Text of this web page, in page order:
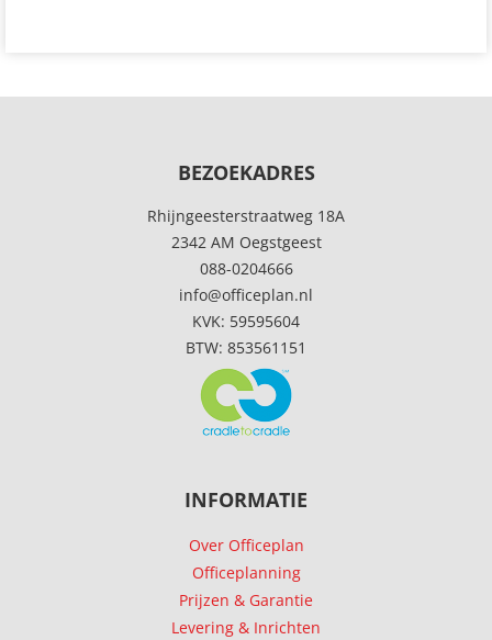
BEZOEKADRES
Rhijngeesterstraatweg 18A
2342 AM Oegstgeest
088-0204666
info@officeplan.nl
KVK: 59595604
BTW: 853561151
INFORMATIE
Over Officeplan
Officeplanning
Prijzen & Garantie
Levering & Inrichten